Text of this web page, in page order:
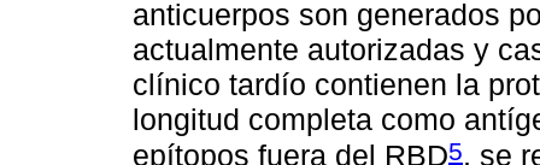
anticuerpos son generados
actualmente autorizadas y
clínico tardío contienen la
longitud completa como
epítopos fuera del RBD5, se